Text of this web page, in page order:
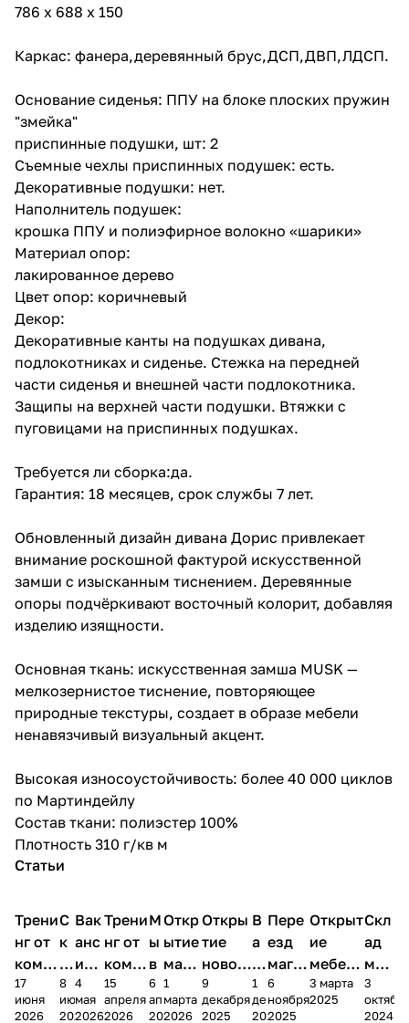
786 x 688 x 150
Каркас: фанера,деревянный брус,ДСП,ДВП,ЛДСП.
Основание сиденья: ППУ на блоке плоских пружин
"змейка"
приспинные подушки, шт: 2
Съемные чехлы приспинных подушек: есть.
Декоративные подушки: нет.
Наполнитель подушек:
крошка ППУ и полиэфирное волокно «шарики»
Материал опор:
лакированное дерево
Цвет опор: коричневый
Декор:
Декоративные канты на подушках дивана,
подлокотниках и сиденье. Стежка на передней
части сиденья и внешней части подлокотника.
Защипы на верхней части подушки. Втяжки с
пуговицами на приспинных подушках.
Требуется ли сборка:да.
Гарантия: 18 месяцев, срок службы 7 лет.
Обновленный дизайн дивана Дорис привлекает
внимание роскошной фактурой искусственной
замши с изысканным тиснением. Деревянные
опоры подчёркивают восточный колорит, добавляя
изделию изящности.
Основная ткань: искусственная замша MUSK —
мелкозернистое тиснение, повторяющее
природные текстуры, создает в образе мебели
ненавязчивый визуальный акцент.
Высокая износоустойчивость: более 40 000 циклов
по Мартиндейлу
Состав ткани: полиэстер 100%
Плотность 310 г/кв м
Статьи
Трени
нг от
комп
ании
Мело
17
июня
2026
С
к
и
д
к
8
июня
2026
Вак
анс
ия в
Чеб
окс
4
мая
2026
Трени
нг от
комп
ании
Мело
15
апреля
2026
М
ы
в
М
А
6
апреля
2026
Откр
ытие
мага
зина
в
1
марта
2026
Откры
тие
новог
о
магаз
9
декабря
2025
В
а
к
а
н
1
декабря
2025
Пере
езд
магаз
ина в
г.
6
ноября
2025
Открыт
ие
мебель
ного
салона
3 марта
2025
Скл
ад
меб
ели
пер
3
2024